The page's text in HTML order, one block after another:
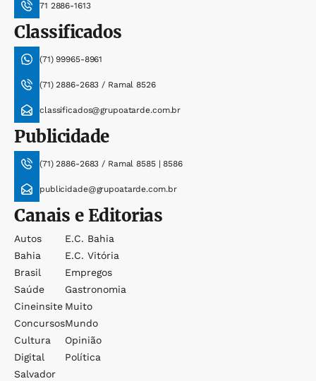
71 2886-1613
Classificados
(71) 99965-8961
(71) 2886-2683 / Ramal 8526
classificados@grupoatarde.com.br
Publicidade
(71) 2886-2683 / Ramal 8585 | 8586
publicidade@grupoatarde.com.br
Canais e Editorias
Autos
Bahia
Brasil
Saúde
Cineinsite
Concursos
Cultura
Digital
Salvador
E.c. Bahia
E.c. Vitória
Empregos
Gastronomia
Muito
Mundo
Opinião
Política